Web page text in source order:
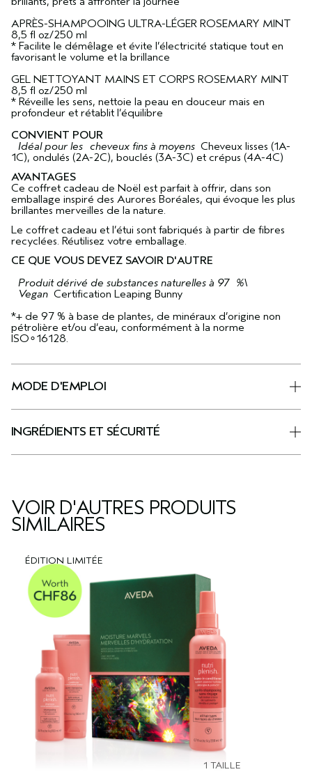
APRÈS-SHAMPOOING ULTRA-LÉGER ROSEMARY MINT
8,5 fl oz/250 ml
* Facilite le démêlage et évite l’électricité statique tout en
favorisant le volume et la brillance
GEL NETTOYANT MAINS ET CORPS ROSEMARY MINT
8,5 fl oz/250 ml
* Réveille les sens, nettoie la peau en douceur mais en
profondeur et rétablit l’équilibre
CONVIENT POUR
Idéal pour les cheveux fins à moyens Cheveux lisses (1A-
1C), ondulés (2A-2C), bouclés (3A-3C) et crépus (4A-4C)
AVANTAGES
Ce coffret cadeau de Noël est parfait à offrir, dans son
emballage inspiré des Aurores Boréales, qui évoque les plus
brillantes merveilles de la nature.
Le coffret cadeau et l’étui sont fabriqués à partir de fibres
recyclées. Réutilisez votre emballage.
CE QUE VOUS DEVEZ SAVOIR D'AUTRE
Produit dérivé de substances naturelles à 97 %\
Vegan Certification Leaping Bunny
*+ de 97 % à base de plantes, de minéraux d’origine non
pétrolière et/ou d’eau, conformément à la norme
ISO∘16128.
MODE D'EMPLOI
INGRÉDIENTS ET SÉCURITÉ
VOIR D'AUTRES PRODUITS
SIMILAIRES
ÉDITION LIMITÉE
1 TAILLE